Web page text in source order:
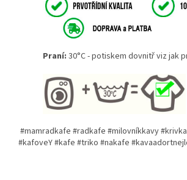
Praní: 30°C - potiskem dovnitř viz jak
#mamradkafe #radkafe #milovníkkavy
#kafoveY #kafe #triko #nakafe